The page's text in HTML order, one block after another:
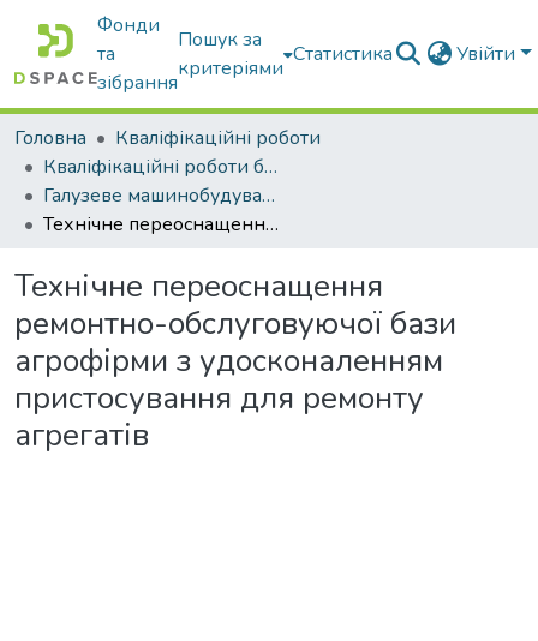
Фонди
та
зібрання
Пошук за
критеріями
Статистика Увійти
Головна
Кваліфікаційні роботи
Кваліфікаційні роботи бакалаврів
Галузеве машинобудування
Технічне переоснащення ремонтно-обслуговуючої бази агрофірми з удосконаленням пристосування для ремонту агрегатів
Технічне переоснащення
ремонтно-обслуговуючої бази
агрофірми з удосконаленням
пристосування для ремонту
агрегатів